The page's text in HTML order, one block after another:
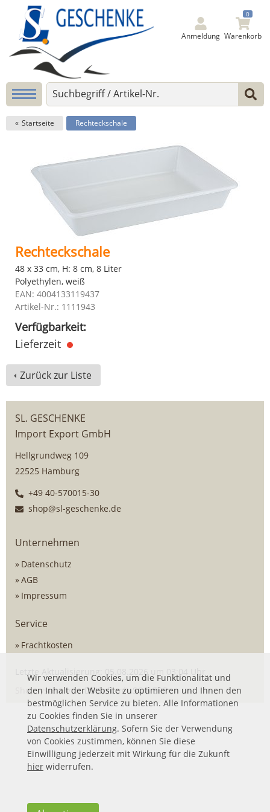
Anmeldung
0
Warenkorb
Startseite Rechteckschale
Rechteckschale
48 x 33 cm, H: 8 cm, 8 Liter
Polyethylen, weiß
EAN: 4004133119437
Artikel-Nr.: 1111943
Verfügbarkeit:
Lieferzeit
Zurück zur Liste
SL. GESCHENKE
Import Export GmbH
Hellgrundweg 109
22525 Hamburg
+49 40-570015-30
shop@sl-geschenke.de
Unternehmen
Datenschutz
AGB
Impressum
Service
Frachtkosten
Letzte Aktualisierung: 05.08.2026 um 03:04 Uhr
Shopsystem vonDSISoftmit SOG ERP
Wir verwenden Cookies, um die Funktionalität und
den Inhalt der Website zu optimieren und Ihnen den
bestmöglichen Service zu bieten. Alle Informationen
zu Cookies finden Sie in unserer
Datenschutzerklärung. Sofern Sie der Verwendung
von Cookies zustimmen, können Sie diese
Einwilligung jederzeit mit Wirkung für die Zukunft
hier widerrufen.